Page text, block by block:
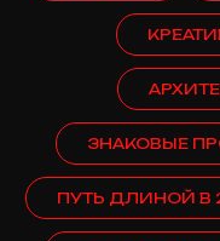
ЗНАКОВЫЕ
ПУТЬ ДЛИНОЙ В